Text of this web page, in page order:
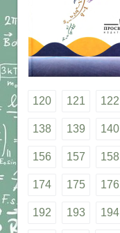
120 121 122
138 139 140
156 157 158
174 175 176
192 193 194